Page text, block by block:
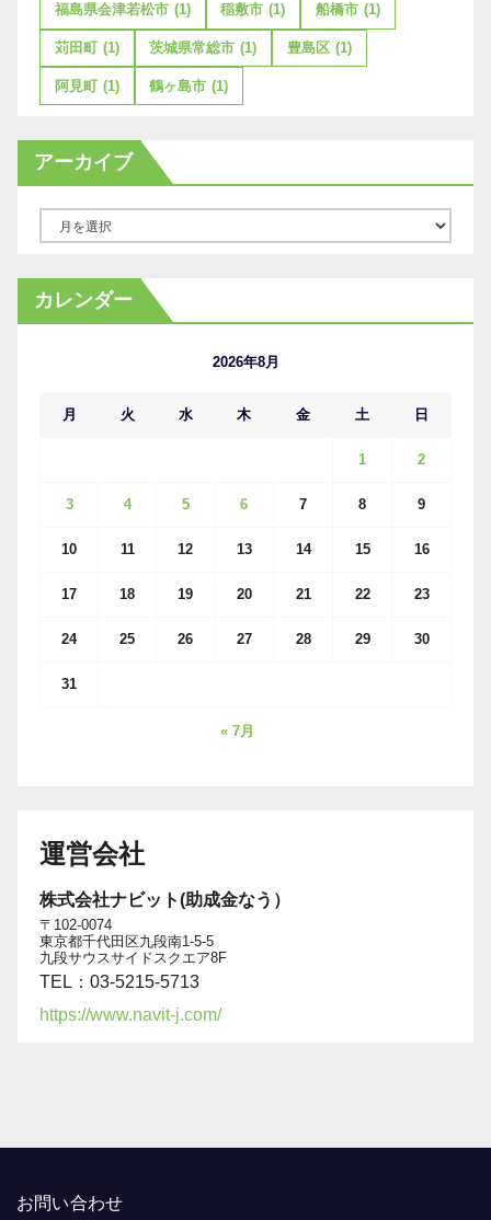
福島県会津若松市 (1) 稲敷市 (1) 船橋市 (1)
苅田町 (1) 茨城県常総市 (1) 豊島区 (1)
阿見町 (1) 鶴ヶ島市 (1)
アーカイブ
カ
イ
カレンダー
2026年8月
月 火 水 木 金 土 日
1 2
3 4 5 6 7 8 9
10 11 12 13 14 15 16
17 18 19 20 21 22 23
24 25 26 27 28 29 30
31
« 7月
運営会社
株式会社ナビット(助成金なう）
〒102-0074
東京都千代田区九段南1-5-5
九段サウスサイドスクエア8F
TEL：03-5215-5713
https://www.navit-j.com/
お問い合わせ